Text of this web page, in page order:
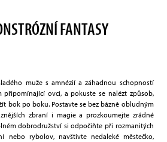
FANTASY
muže s amnézií a záhadnou schopností
ovci, a pokuste se nalézt způsob,
bok po boku. Postavte se bez bázně obludným
zbraní i magie a prozkoumejte zrádné
dobrodružství si odpočiňte při rozmanitých
nebo rybolov, navštivte nedaleké městečko,